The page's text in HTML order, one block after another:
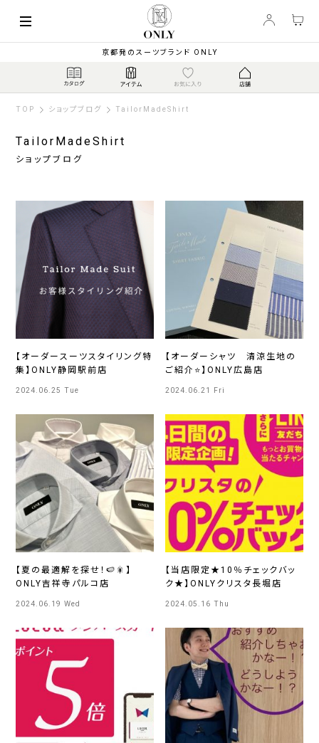
京都発のスーツブランド ONLY
TOP ショップブログ TailorMadeShirt
TailorMadeShirt
ショップブログ
【オーダースーツスタイリング特
集】ONLY静岡駅前店
2024.06.25 Tue
【オーダーシャツ 清涼生地の
ご紹介⭐】ONLY広島店
2024.06.21 Fri
【夏の最適解を探せ！🍉🎇】
ONLY吉祥寺パルコ店
2024.06.19 Wed
【当店限定★10％チェックバッ
ク★】ONLYクリスタ長堀店
2024.05.16 Thu